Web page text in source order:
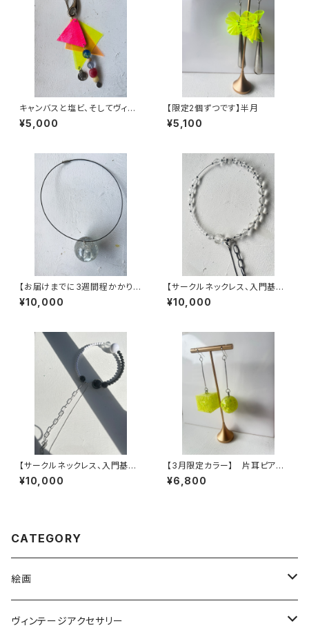
キャンバスと塩ビ、そしてヴィン
テージビーズのキーホルダー
¥5,000
【限定2個ずつです】半月
¥5,100
【お届けまでに3週間程かかりま
す】デカマル特大クリアバブルネ
ックレス【SACHIKO】
¥10,000
【サークルネックレス、入門基本
セット】ヴィンテージパーツで作
った丸型3wayネックレス【3股】
¥10,000
【サークルネックレス、入門基本
セット】ヴィンテージパーツで作
った丸型3wayネックレス【3股】
¥10,000
【3月限定カラー】 片耳ピア
ス デカマルとデカシカク ネ
オンイエロー
¥6,800
CATEGORY
絵画
絵画ピアス
ヴィンテージアクセサリー